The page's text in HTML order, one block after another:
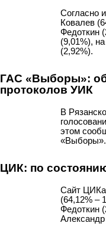
Согласно
Ковалев
Федоткин
(9,01%),
(2,92%).
ГАС «Выборы»:
протоколов УИК
В
этом
«Выборы».
ЦИК: по
Сайт ЦИКа
(64,12% –
Федоткин